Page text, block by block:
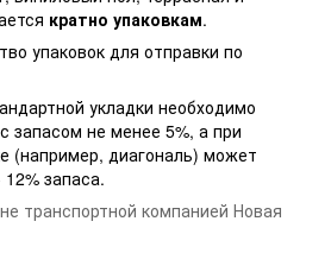
кратно упаковкам.
упаковок для отправки по
укладки необходимо
запасом не менее 5%, а при
(например, диагональ) может
запаса.
транспортной компанией Новая